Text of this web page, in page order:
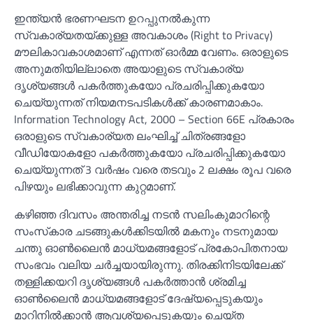
ഇന്ത്യൻ ഭരണഘടന ഉറപ്പുനല്‍കുന്ന
സ്വകാര്യതയ്ക്കുള്ള അവകാശം (Right to Privacy)
മൗലികാവകാശമാണ് എന്നത് ഓർമ്മ വേണം. ഒരാളുടെ
അനുമതിയില്ലാതെ അയാളുടെ സ്വകാര്യ
ദൃശ്യങ്ങള്‍ പകർത്തുകയോ പ്രചരിപ്പിക്കുകയോ
ചെയ്യുന്നത് നിയമനടപടികള്‍ക്ക് കാരണമാകാം.
Information Technology Act, 2000 – Section 66E പ്രകാരം
ഒരാളുടെ സ്വകാര്യത ലംഘിച്ച്‌ ചിത്രങ്ങളോ
വീഡിയോകളോ പകർത്തുകയോ പ്രചരിപ്പിക്കുകയോ
ചെയ്യുന്നത് 3 വർഷം വരെ തടവും 2 ലക്ഷം രൂപ വരെ
പിഴയും ലഭിക്കാവുന്ന കുറ്റമാണ്.
കഴിഞ്ഞ ദിവസം അന്തരിച്ച നടന്‍ സലിംകുമാറിന്റെ
സംസ്‌കാര ചടങ്ങുകള്‍ക്കിടയില്‍ മകനും നടനുമായ
ചന്തു ഓണ്‍ലൈന്‍ മാധ്യമങ്ങളോട് പ്രകോപിതനായ
സംഭവം വലിയ ചര്‍ച്ചയായിരുന്നു. തിരക്കിനിടയിലേക്ക്
തള്ളിക്കയറി ദൃശ്യങ്ങള്‍ പകര്‍ത്താന്‍ ശ്രമിച്ച
ഓണ്‍ലൈന്‍ മാധ്യമങ്ങളോട് ദേഷ്യപ്പെടുകയും
മാറിനില്‍ക്കാന്‍ ആവശ്യപ്പെടുകയും ചെയ്ത